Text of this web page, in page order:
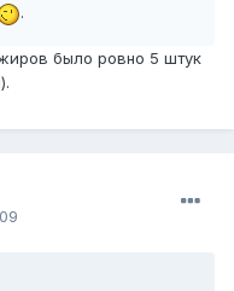
.
было ровно 5 штук